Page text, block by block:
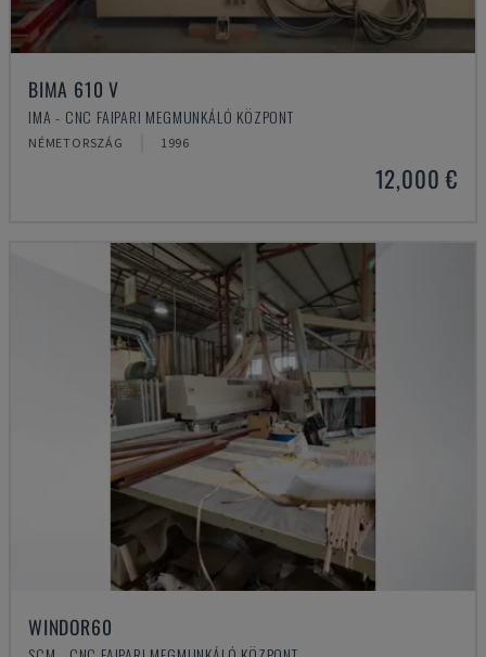
BIMA 610 V
IMA - CNC FAIPARI MEGMUNKÁLÓ KÖZPONT
NÉMETORSZÁG 1996
12,000 €
WINDOR60